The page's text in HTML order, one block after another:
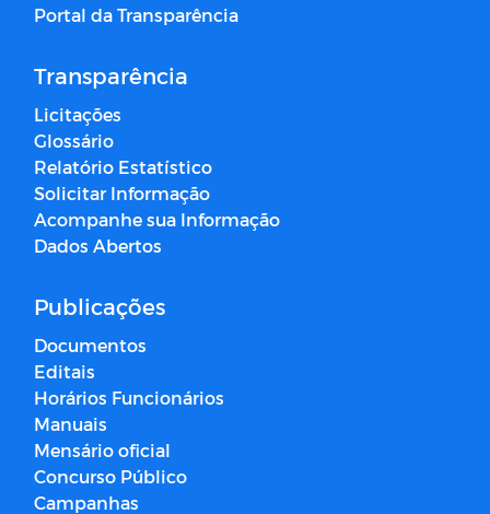
Portal da Transparência
Transparência
Licitações
Glossário
Relatório Estatístico
Solicitar Informação
Acompanhe sua Informação
Dados Abertos
Publicações
Documentos
Editais
Horários Funcionários
Manuais
Mensário oficial
Concurso Público
Campanhas